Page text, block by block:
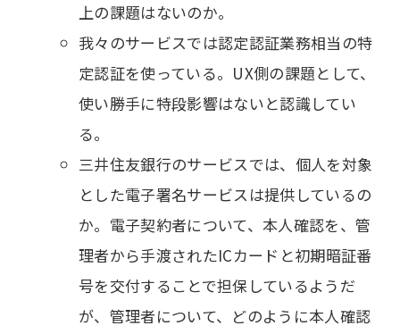
上の課題はないのか。
我々のサービスでは認定認証業務相当の特
定認証を使っている。UX側の課題として、
使い勝手に特段影響はないと認識してい
る。
三井住友銀行のサービスでは、個人を対象
とした電子署名サービスは提供しているの
か。電子契約者について、本人確認を、管
理者から手渡されたICカードと初期暗証番
号を交付することで担保しているようだ
が、管理者について、どのように本人確認